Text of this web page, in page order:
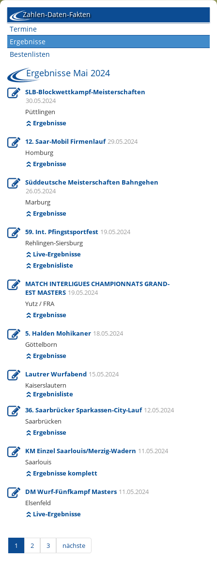
Zahlen-Daten-Fakten
Termine
Ergebnisse
Bestenlisten
Ergebnisse Mai 2024
SLB-Blockwettkampf-Meisterschaften
30.05.2024
Püttlingen
Ergebnisse
12. Saar-Mobil Firmenlauf 29.05.2024
Homburg
Ergebnisse
Süddeutsche Meisterschaften Bahngehen
26.05.2024
Marburg
Ergebnisse
59. Int. Pfingstsportfest 19.05.2024
Rehlingen-Siersburg
Live-Ergebnisse
Ergebnisliste
MATCH INTERLIGUES CHAMPIONNATS GRAND-
EST MASTERS 19.05.2024
Yutz / FRA
Ergebnisse
5. Halden Mohikaner 18.05.2024
Göttelborn
Ergebnisse
Lautrer Wurfabend 15.05.2024
Kaiserslautern
Ergebnisliste
36. Saarbrücker Sparkassen-City-Lauf 12.05.2024
Saarbrücken
Ergebnisse
KM Einzel Saarlouis/Merzig-Wadern 11.05.2024
Saarlouis
Ergebnisse komplett
DM Wurf-Fünfkampf Masters 11.05.2024
Elsenfeld
Live-Ergebnisse
1 2 3 nächste